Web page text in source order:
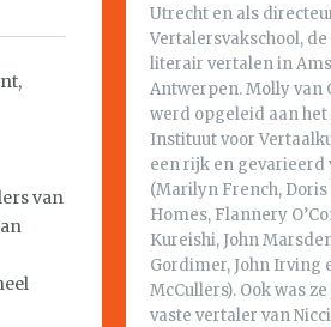
van
Utrecht en als
Vertalersvakschool,
literair vertalen in
Antwerpen. Molly van
werd opgeleid aan
Instituut voor
een rijk en gevarieerd
(Marilyn French, Doris
Homes, Flannery
Kureishi, John
Gordimer, John Irving
McCullers). Ook was
vaste vertaler van